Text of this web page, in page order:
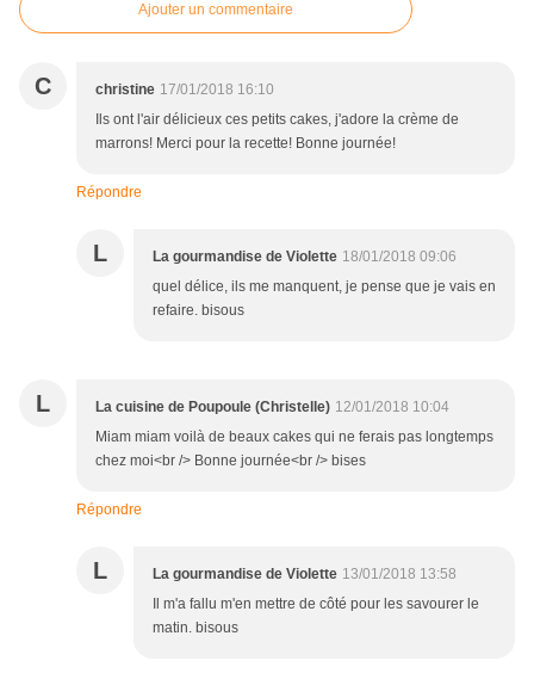
Ajouter un commentaire
C christine 17/01/2018 16:10
Ils ont l'air délicieux ces petits cakes, j'adore la crème de
marrons! Merci pour la recette! Bonne journée!
Répondre
L La gourmandise de Violette 18/01/2018 09:06
quel délice, ils me manquent, je pense que je vais en
refaire. bisous
L La cuisine de Poupoule (Christelle) 12/01/2018 10:04
Miam miam voilà de beaux cakes qui ne ferais pas longtemps
chez moi<br /> Bonne journée<br /> bises
Répondre
L La gourmandise de Violette 13/01/2018 13:58
Il m'a fallu m'en mettre de côté pour les savourer le
matin. bisous